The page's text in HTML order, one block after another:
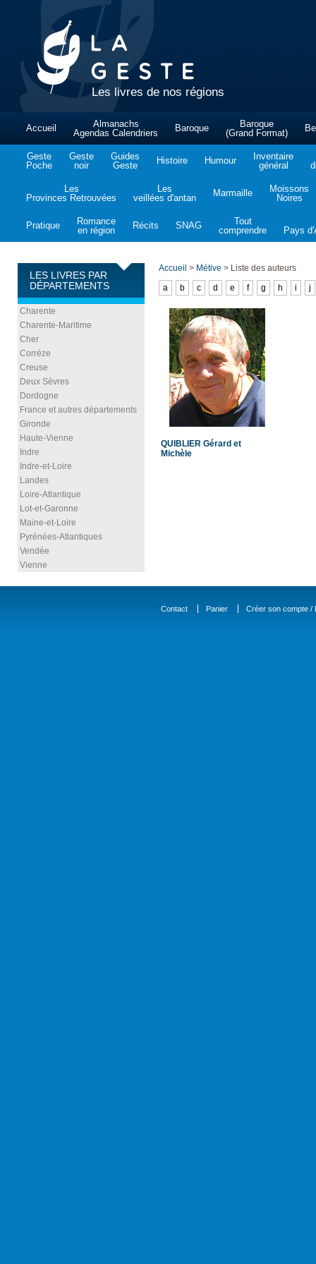
Les livres de nos régions
Accueil
Almanachs
Agendas Calendriers
Baroque
Baroque
(Grand Format)
Geste
Poche
Geste
noir
Guides
Geste
Histoire Humour
Inventaire
général
Les
Provinces Retrouvées
Les
veillées d'antan
Marmaille
Moissons
Noires
Pratique
Romance
en région
Récits SNAG
Tout
comprendre
Pays
LES LIVRES PAR
DÉPARTEMENTS
Charente
Charente-Maritime
Cher
Corrèze
Creuse
Deux Sèvres
Dordogne
France et autres départements
Gironde
Haute-Vienne
Indre
Indre-et-Loire
Landes
Loire-Atlantique
Lot-et-Garonne
Maine-et-Loire
Pyrénées-Atlantiques
Vendée
Vienne
Accueil > Métive > Liste des auteurs
a
b c d e f g h i j
QUIBLIER Gérard et
Michèle
Contact Panier Créer son compte /